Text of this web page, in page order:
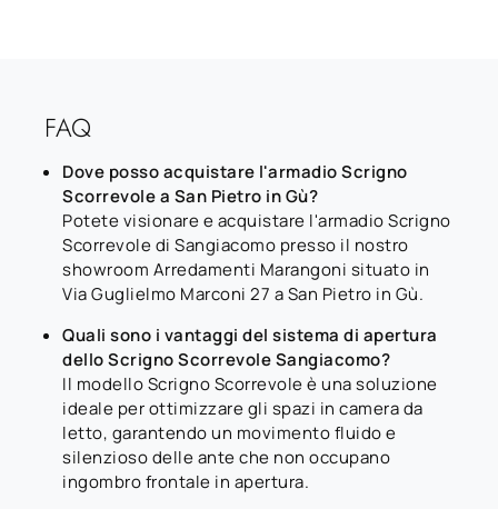
FAQ
Dove posso acquistare l'armadio Scrigno
Scorrevole a San Pietro in Gù?
Potete visionare e acquistare l'armadio Scrigno
Scorrevole di Sangiacomo presso il nostro
showroom Arredamenti Marangoni situato in
Via Guglielmo Marconi 27 a San Pietro in Gù.
Quali sono i vantaggi del sistema di apertura
dello Scrigno Scorrevole Sangiacomo?
Il modello Scrigno Scorrevole è una soluzione
ideale per ottimizzare gli spazi in camera da
letto, garantendo un movimento fluido e
silenzioso delle ante che non occupano
ingombro frontale in apertura.